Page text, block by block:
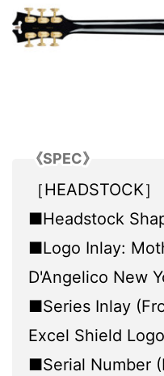
《SPEC》
［HEADSTOCK］
■Headstock
■Logo Inlay:
D'Angelico New
■Series Inlay
Excel Shield Logo
■Serial Number